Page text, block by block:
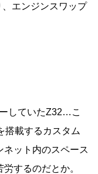
エンジンスワップ
していたZ32…こ
搭載するカスタム
ネット内のスペース
するのだとか。